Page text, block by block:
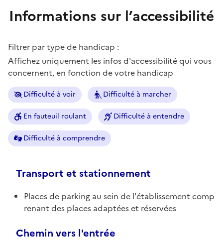
Informations sur l’accessibilité
Filtrer par type de handicap :
Affichez uniquement les infos d'accessibilité qui vous
concernent, en fonction de votre handicap
Difficulté à voir Difficulté à marcher
En fauteuil roulant Difficulté à entendre
Difficulté à comprendre
Transport et stationnement
Places de parking au sein de l'établissement comp
renant des places adaptées et réservées
Chemin vers l'entrée